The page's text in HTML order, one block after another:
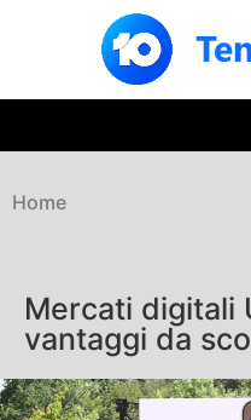
Home
Mercati digitali
vantaggi da